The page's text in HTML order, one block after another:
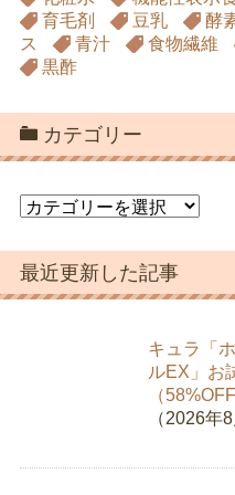
育毛剤
豆乳 酵
ス
青汁 食物繊維
黒酢
カテゴリー
カ
ゴ
リ
ー
最近更新した記事
キュラ「
ルEX」お
（58%OFF
（2026年